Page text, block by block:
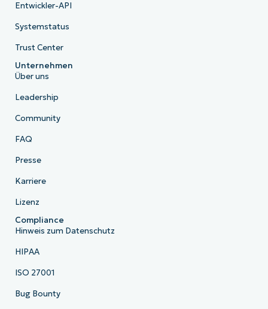
Entwickler-API
Systemstatus
Trust Center
Unternehmen
Über uns
Leadership
Community
FAQ
Presse
Karriere
Lizenz
Compliance
Hinweis zum Datenschutz
HIPAA
ISO 27001
Bug Bounty